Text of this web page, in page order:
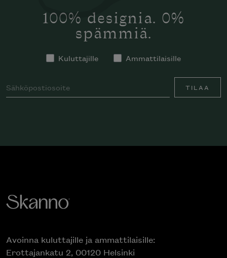
100% designia. 0%
spämmiä.
Kuluttajille Ammattilaisille
TILAA
Avoinna kuluttajille ja ammattilaisille:
Erottajankatu 2, 00120 Helsinki